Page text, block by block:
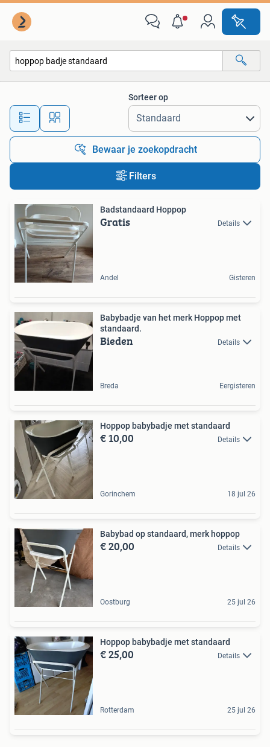
Alle afstanden…
Sorteer op
Bewaar je zoekopdracht
Filters
Badstandaard Hoppop
Gratis Details
Andel Gisteren
Babybadje van het merk Hoppop met
standaard.
Bieden Details
Breda Eergisteren
Hoppop babybadje met standaard
€ 10,00 Details
Gorinchem 18 jul 26
Babybad op standaard, merk hoppop
€ 20,00 Details
Oostburg 25 jul 26
Hoppop babybadje met standaard
€ 25,00 Details
Rotterdam 25 jul 26